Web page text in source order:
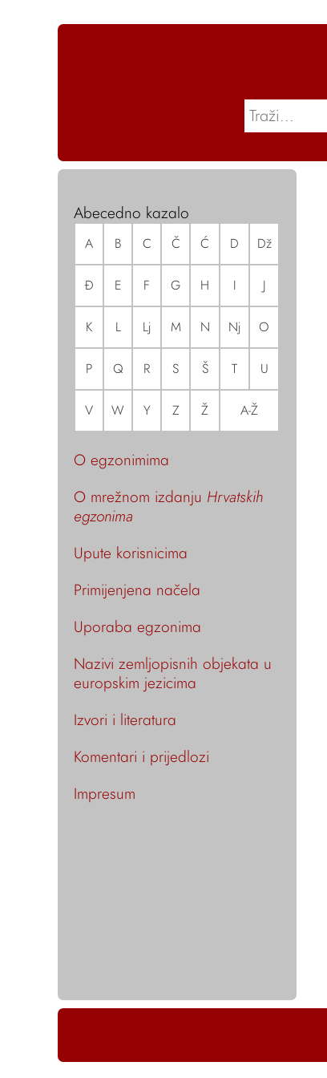
Abecedno kazalo
A B C Č Ć D Dž
Đ E F G H I J
K L Lj M N Nj O
P Q R S Š T U
V W Y Z Ž A-Ž
O egzonimima
O mrežnom izdanju Hrvatskih
egzonima
Upute korisnicima
Primijenjena načela
Uporaba egzonima
Nazivi zemljopisnih objekata u
europskim jezicima
Izvori i literatura
Komentari i prijedlozi
Impresum